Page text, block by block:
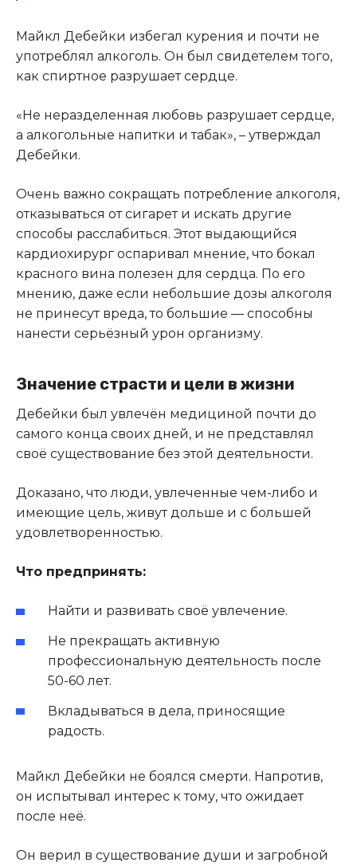
Майкл Дебейки избегал курения и почти не
употреблял алкоголь. Он был свидетелем того,
как спиртное разрушает сердце.
«Не неразделенная любовь разрушает сердце,
а алкогольные напитки и табак», – утверждал
Дебейки.
Очень важно сокращать потребление алкоголя,
отказываться от сигарет и искать другие
способы расслабиться. Этот выдающийся
кардиохирург оспаривал мнение, что бокал
красного вина полезен для сердца. По его
мнению, даже если небольшие дозы алкоголя
не принесут вреда, то большие — способны
нанести серьёзный урон организму.
Значение страсти и цели в жизни
Дебейки был увлечён медициной почти до
самого конца своих дней, и не представлял
своё существование без этой деятельности.
Доказано, что люди, увлеченные чем-либо и
имеющие цель, живут дольше и с большей
удовлетворенностью.
Что предпринять:
Найти и развивать своë увлечение.
Не прекращать активную
профессиональную деятельность после
50-60 лет.
Вкладываться в дела, приносящие
радость.
Майкл Дебейки не боялся смерти. Напротив,
он испытывал интерес к тому, что ожидает
после неё.
Он верил в существование души и загробной